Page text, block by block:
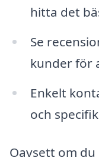
hitta det
Se
kunder för
Enkelt
och
Oavsett om